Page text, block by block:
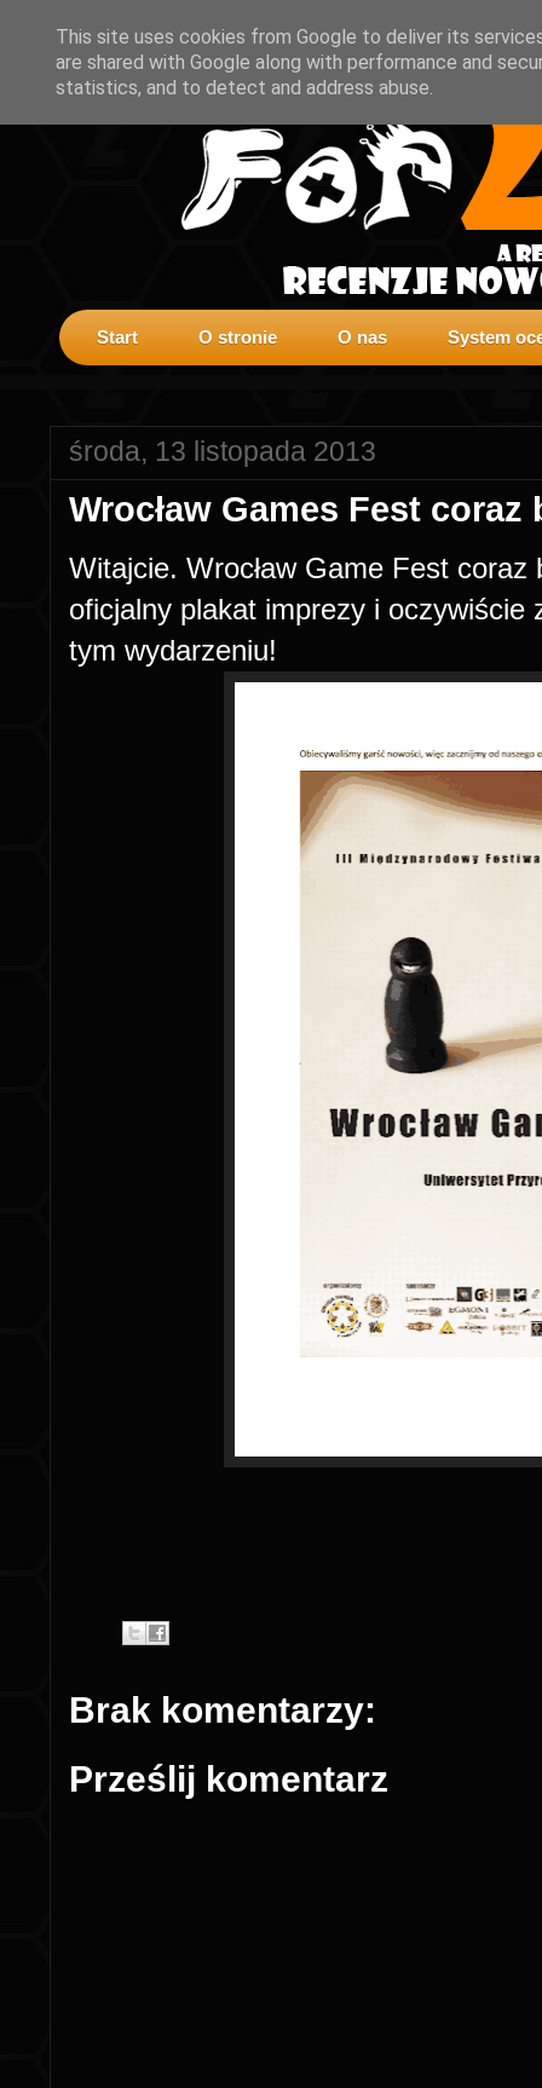
Start O stronie O nas System
środa, 13 listopada 2013
Wrocław Games Fest coraz
Witajcie. Wrocław Game Fest
oficjalny plakat imprezy i oczywiście
tym wydarzeniu!
Brak komentarzy:
Prześlij komentarz
This site uses cookies from Google to deliver its
are shared with Google along with performance and
statistics, and to detect and address abuse.